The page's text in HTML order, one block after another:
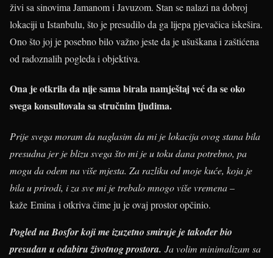
živi sa sinovima Jamanom i Javuzom. Stan se nalazi na dobroj
lokaciji u Istanbulu, što je presudilo da ga lijepa pjevačica iskešira.
Ono što joj je posebno bilo važno jeste da je ušuškana i zaštićena
od radoznalih pogleda i objektiva.
Ona je otkrila da nije sama birala namještaj već da se oko
svega konsultovala sa stručnim ljudima.
Prije svega moram da naglasim da mi je lokacija ovog stana bila
presudna jer je blizu svega što mi je u toku dana potrebno, pa
mogu da odem na više mjesta. Za razliku od moje kuće, koja je
bila u prirodi, i za sve mi je trebalo mnogo više vremena–
kaže Emina i otkriva čime ju je ovaj prostor opčinio.
Pogled na Bosfor koji me izuzetno smiruje je također bio
presudan u odabiru životnog prostora. Ja volim minimalizam sa